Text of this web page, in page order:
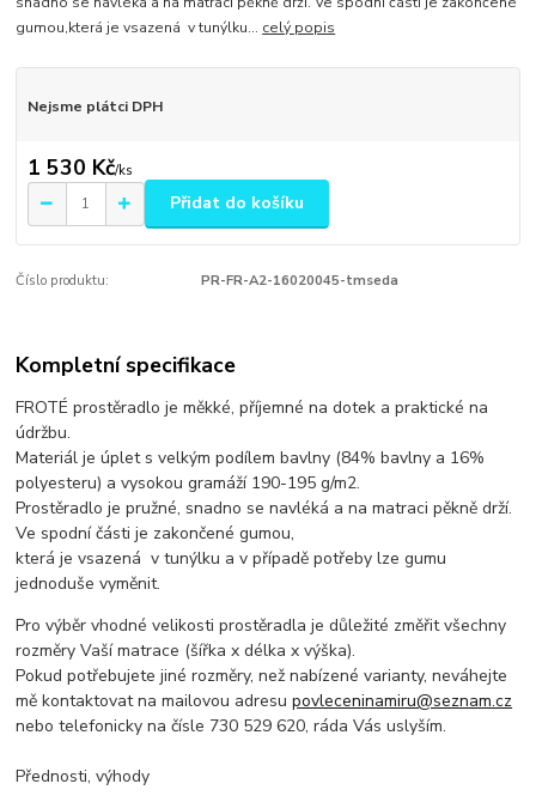
gumou,která je vsazená v tunýlku... celý popis
Nejsme plátci DPH
1 530 Kč/ks
Přidat do košíku
Číslo produktu: PR-FR-A2-16020045-tmseda
Kompletní specifikace
FROTÉ prostěradlo je měkké, příjemné na dotek a praktické na
údržbu.
Materiál je úplet s velkým podílem bavlny (84% bavlny a 16%
polyesteru) a vysokou gramáží 190-195 g/m2.
Prostěradlo je pružné, snadno se navléká a na matraci pěkně drží.
Ve spodní části je zakončené gumou,
která je vsazená v tunýlku a v případě potřeby lze gumu
jednoduše vyměnit.
Pro výběr vhodné velikosti prostěradla je důležité změřit všechny
rozměry Vaší matrace (šířka x délka x výška).
Pokud potřebujete jiné rozměry, než nabízené varianty, neváhejte
mě kontaktovat na mailovou adresupovleceninamiru@seznam.cz
nebo telefonicky na čísle 730 529 620, ráda Vás uslyším.
Přednosti, výhody